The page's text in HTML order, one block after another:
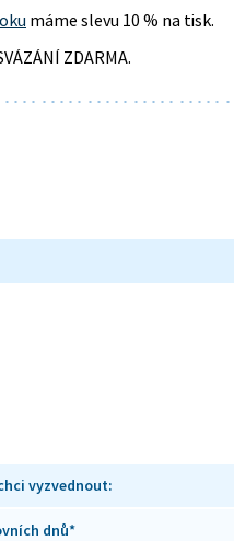
máme slevu 10 % na tisk.
ZDARMA.
vyzvednout:
dnů*